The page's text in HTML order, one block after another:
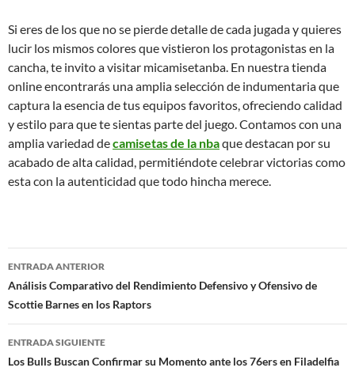
Si eres de los que no se pierde detalle de cada jugada y quieres
lucir los mismos colores que vistieron los protagonistas en la
cancha, te invito a visitar micamisetanba. En nuestra tienda
online encontrarás una amplia selección de indumentaria que
captura la esencia de tus equipos favoritos, ofreciendo calidad
y estilo para que te sientas parte del juego. Contamos con una
amplia variedad decamisetas de la nbaque destacan por su
acabado de alta calidad, permitiéndote celebrar victorias como
esta con la autenticidad que todo hincha merece.
Navegación
de
entradas
ENTRADA ANTERIOR
Análisis Comparativo del Rendimiento Defensivo y Ofensivo de
Scottie Barnes en los Raptors
ENTRADA SIGUIENTE
Los Bulls Buscan Confirmar su Momento ante los 76ers en Filadelfia